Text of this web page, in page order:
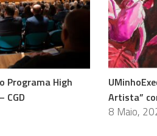
Programa High
CGD
Artista”
8 Maio,